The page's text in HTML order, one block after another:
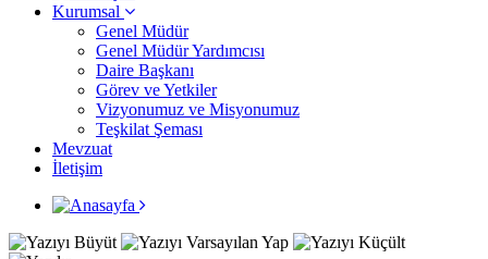
Kurumsal
Genel Müdür
Genel Müdür Yardımcısı
Daire Başkanı
Görev ve Yetkiler
Vizyonumuz ve Misyonumuz
Teşkilat Şeması
Mevzuat
İletişim